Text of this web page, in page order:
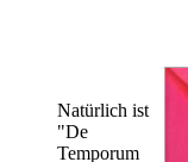
Natürlich ist
"De
Temporum